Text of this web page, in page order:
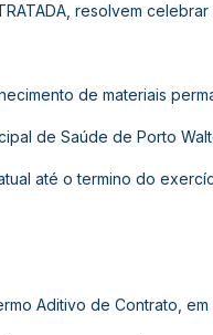
resolvem
de materiais
de Saúde de Porto
até o termino do
Aditivo de Contrato,